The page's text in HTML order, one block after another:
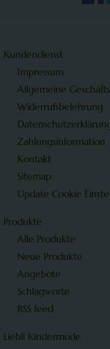
Kundendienst
Impressum
Allgemeine
Widerrufsbelehrung
Zahlungsinformation
Kontakt
Sitemap
Update Cookie
Produkte
Alle Produkte
Neue Produkte
Angebote
Schlagworte
RSS feed
Liebli Kindermode